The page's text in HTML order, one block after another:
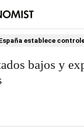
establece
bajos y